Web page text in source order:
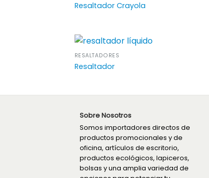
Resaltador Crayola
RESALTADORES
Resaltador
Sobre Nosotros
Somos importadores directos de
productos promocionales y de
oficina, artículos de escritorio,
productos ecológicos, lapiceros,
bolsas y una amplia variedad de